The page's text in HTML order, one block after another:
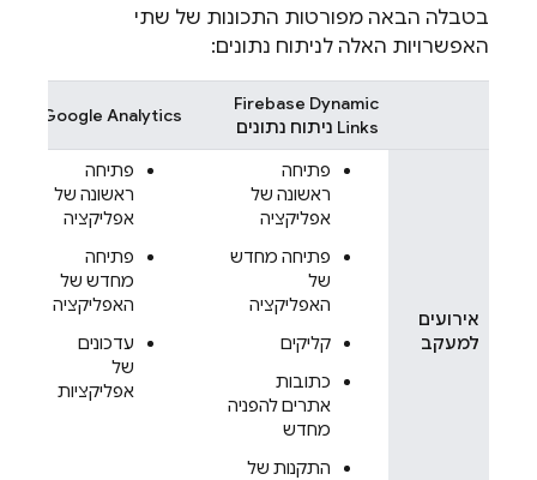
בטבלה הבאה מפורטות התכונות של שתי
האפשרויות האלה לניתוח נתונים:
Firebase Dynamic
Links ניתוח נתונים
Google Analytics
אירועים
למעקב
פתיחה
ראשונה של
אפליקציה
פתיחה מחדש
של
האפליקציה
קליקים
כתובות
אתרים להפניה
מחדש
התקנות של
פתיחה
ראשונה של
אפליקציה
פתיחה
מחדש של
האפליקציה
עדכונים
של
אפליקציות